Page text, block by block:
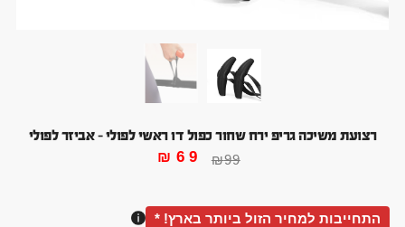
רצועת משיכה גריפ ירח שחור כפול דו ראשי לפולי – אביזר לפולי
₪99
₪ 69
התחייבות למחיר הזול ביותר בארץ! *